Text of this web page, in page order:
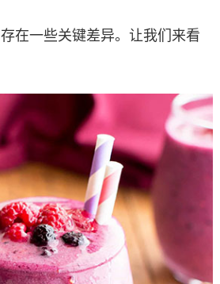
在一些关键差异。让我们来看